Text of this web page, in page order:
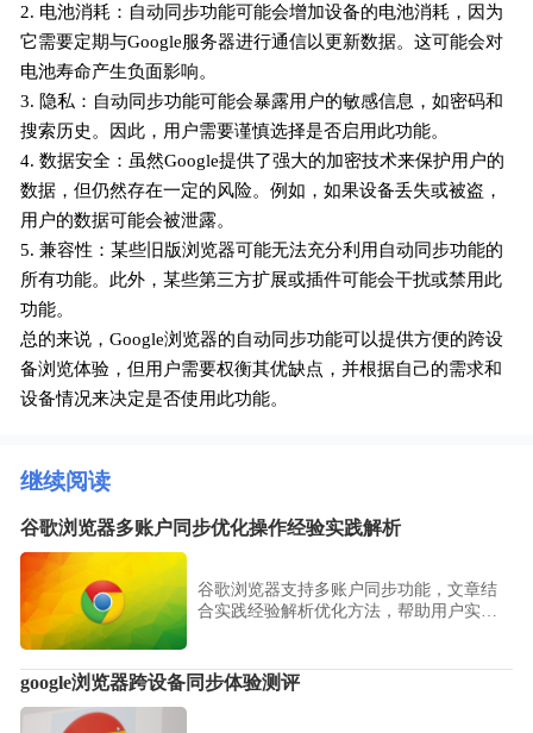
2. 电池消耗：自动同步功能可能会增加设备的电池消耗，因为
它需要定期与Google服务器进行通信以更新数据。这可能会对
电池寿命产生负面影响。
3. 隐私：自动同步功能可能会暴露用户的敏感信息，如密码和
搜索历史。因此，用户需要谨慎选择是否启用此功能。
4. 数据安全：虽然Google提供了强大的加密技术来保护用户的
数据，但仍然存在一定的风险。例如，如果设备丢失或被盗，
用户的数据可能会被泄露。
5. 兼容性：某些旧版浏览器可能无法充分利用自动同步功能的
所有功能。此外，某些第三方扩展或插件可能会干扰或禁用此
功能。
总的来说，Google浏览器的自动同步功能可以提供方便的跨设
备浏览体验，但用户需要权衡其优缺点，并根据自己的需求和
设备情况来决定是否使用此功能。
继续阅读
谷歌浏览器多账户同步优化操作经验实践解析
谷歌浏览器支持多账户同步功能，文章结
合实践经验解析优化方法，帮助用户实现
google浏览器跨设备同步体验测评